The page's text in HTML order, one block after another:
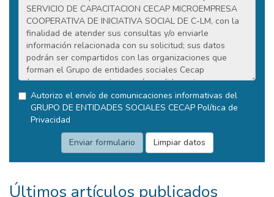
Autorizo el envío de comunicaciones informativas del
GRUPO DE ENTIDADES SOCIALES CECAP Política de
Privacidad
Últimos artículos publicados